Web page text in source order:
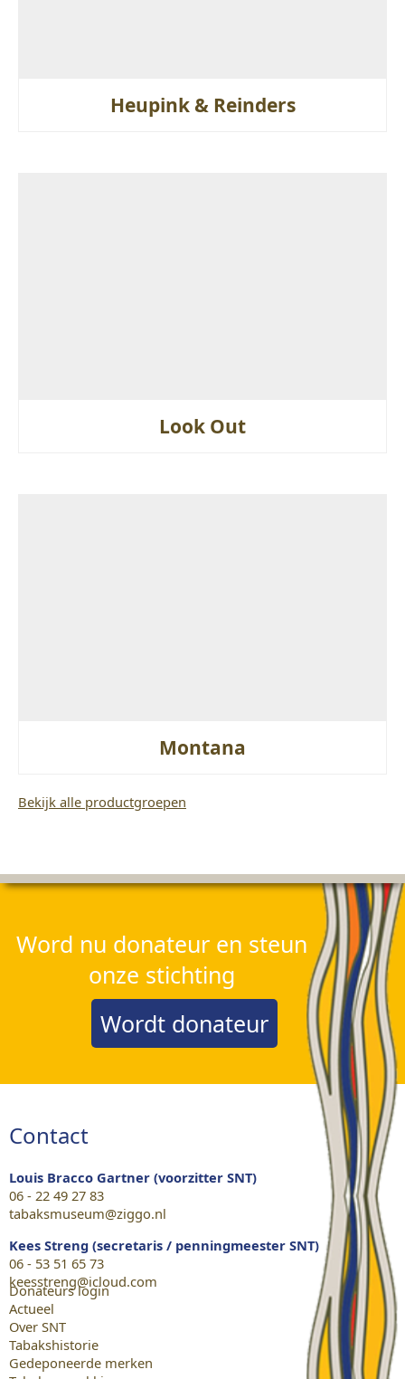
Heupink & Reinders
Look Out
Montana
Bekijk alle productgroepen
Word nu donateur en steun
onze stichting
Wordt donateur
Contact
Louis Bracco Gartner (voorzitter SNT)
06 - 22 49 27 83
tabaksmuseum@ziggo.nl
Kees Streng (secretaris / penningmeester SNT)
06 - 53 51 65 73
keesstreng@icloud.com
Donateurs login
Actueel
Over SNT
Tabakshistorie
Gedeponeerde merken